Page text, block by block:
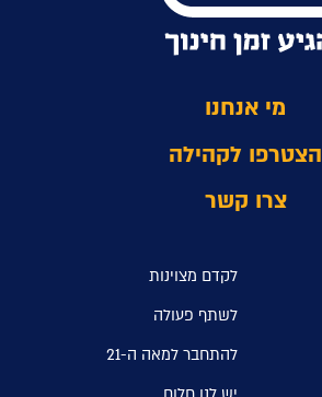
מי אנחנו
הצטרפו לקהילה
צרו קשר
לקדם מצוינות
לשתף פעולה
להתחבר למאה ה-21